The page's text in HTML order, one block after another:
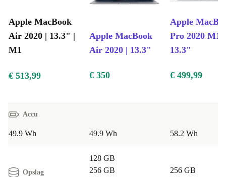
Apple MacBook
Air 2020 | 13.3" |
M1
Apple MacBook
Air 2020 | 13.3"
Apple
Pro 2020 M1 |
13.3"
€ 513,99 € 350 € 499,99
Accu
49.9 Wh 49.9 Wh 58.2 Wh
Opslag
128 GB
256 GB
256 GB